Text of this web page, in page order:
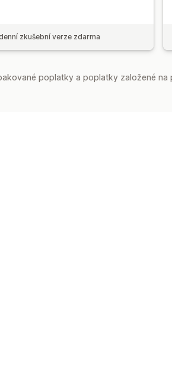
zkušební verze zdarma
poplatky a poplatky založené